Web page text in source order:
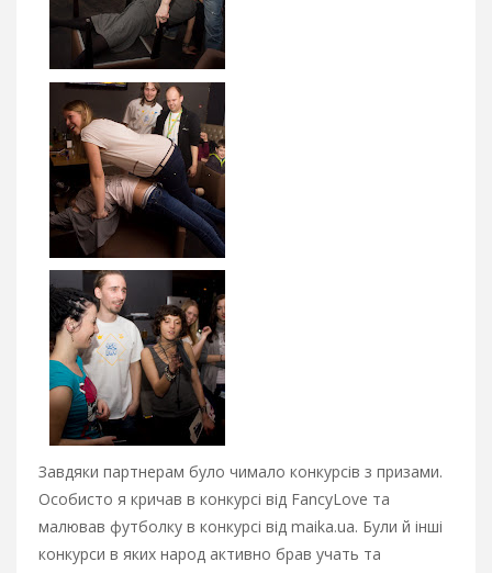
Завдяки партнерам було чимало конкурсів з призами.
Особисто я кричав в конкурсі від FancyLove та
малював футболку в конкурсі від maika.ua. Були й інші
конкурси в яких народ активно брав учать та